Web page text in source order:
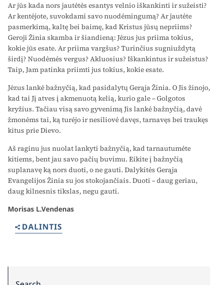
Ar jūs kada nors jautėtės esantys velnio iškankinti ir sužeisti?
Ar kentėjote, suvokdami savo nuodėmingumą? Ar jautėte
pasmer­kimą, kaltę bei baimę, kad Kristus jūsų nepriims?
Geroji Žinia skamba ir šiandieną: Jėzus jus priima tokius,
kokie jūs esate. Ar priima vargšus? Turinčius sugniuždytą
širdį? Nuodėmės vergus? Akluosius? Iškankintus ir sužeistus?
Taip, Jam patinka priimti jus tokius, kokie esate.
Jėzus lankė bažnyčią, kad pasidalytų Gerąja Žinia. O Jis žino­jo,
kad tai Jį atves į akmenuotą kelią, kurio gale – Golgotos
kryžius. Tačiau visą savo gyvenimą Jis lankė bažnyčią, davė
žmonėms tai, ką turėjo ir nesiliovė davęs, tarnavęs bei traukęs
kitus prie Dievo.
Aš raginu jus nuolat lankyti bažnyčią, kad tarnautumėte
kitiems, bent jau savo pačių buvimu. Eikite į bažnyčią
suplanavę ką nors duoti, o ne gauti. Dalykitės Gerąja
Evangelijos Žinia su jos stoko­jančiais. Duoti – daug geriau,
daug kilnesnis tikslas, negu gauti.
Morisas L.Vendenas
DALINTIS
Search for: